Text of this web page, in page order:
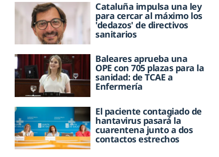
Cataluña impulsa una ley
para cercar al máximo los
'dedazos' de directivos
sanitarios
Baleares aprueba una
OPE con 705 plazas para la
sanidad: de TCAE a
Enfermería
El paciente contagiado de
hantavirus pasará la
cuarentena junto a dos
contactos estrechos